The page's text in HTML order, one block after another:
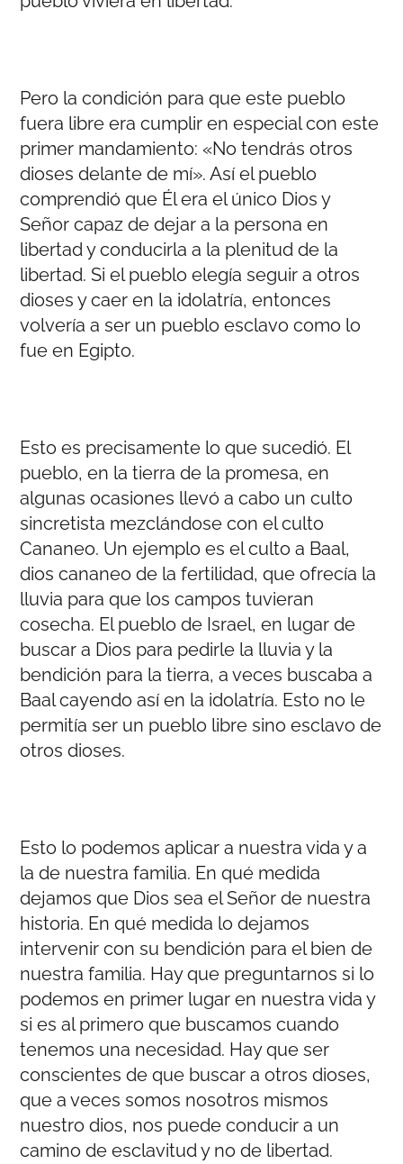
Pero la condición para que este pueblo
fuera libre era cumplir en especial con este
primer mandamiento: «No tendrás otros
dioses delante de mí». Así el pueblo
comprendió que Él era el único Dios y
Señor capaz de dejar a la persona en
libertad y conducirla a la plenitud de la
libertad. Si el pueblo elegía seguir a otros
dioses y caer en la idolatría, entonces
volvería a ser un pueblo esclavo como lo
fue en Egipto.
Esto es precisamente lo que sucedió. El
pueblo, en la tierra de la promesa, en
algunas ocasiones llevó a cabo un culto
sincretista mezclándose con el culto
Cananeo. Un ejemplo es el culto a Baal,
dios cananeo de la fertilidad, que ofrecía la
lluvia para que los campos tuvieran
cosecha. El pueblo de Israel, en lugar de
buscar a Dios para pedirle la lluvia y la
bendición para la tierra, a veces buscaba a
Baal cayendo así en la idolatría. Esto no le
permitía ser un pueblo libre sino esclavo de
otros dioses.
Esto lo podemos aplicar a nuestra vida y a
la de nuestra familia. En qué medida
dejamos que Dios sea el Señor de nuestra
historia. En qué medida lo dejamos
intervenir con su bendición para el bien de
nuestra familia. Hay que preguntarnos si lo
podemos en primer lugar en nuestra vida y
si es al primero que buscamos cuando
tenemos una necesidad. Hay que ser
conscientes de que buscar a otros dioses,
que a veces somos nosotros mismos
nuestro dios, nos puede conducir a un
camino de esclavitud y no de libertad.